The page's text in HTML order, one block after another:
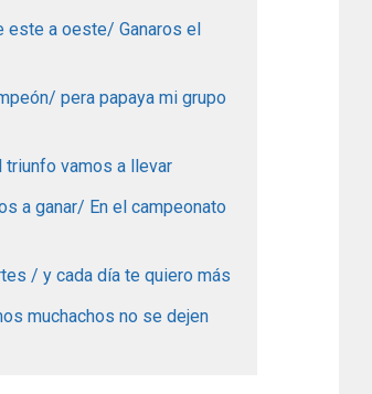
este a oeste/ Ganaros el
pera papaya mi grupo
triunfo vamos a llevar
a ganar/ En el campeonato
/ y cada día te quiero más
muchachos no se dejen